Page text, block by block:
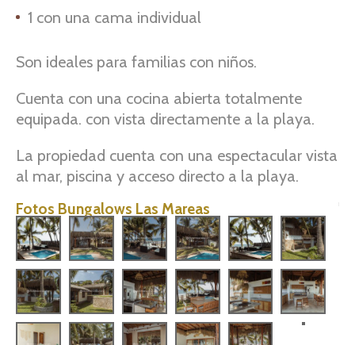
1 con una cama individual
Son ideales para familias con niños.
Cuenta con una cocina abierta totalmente
equipada. con vista directamente a la playa.
La propiedad cuenta con una espectacular vista
al mar, piscina y acceso directo a la playa.
Fotos Bungalows Las Mareas